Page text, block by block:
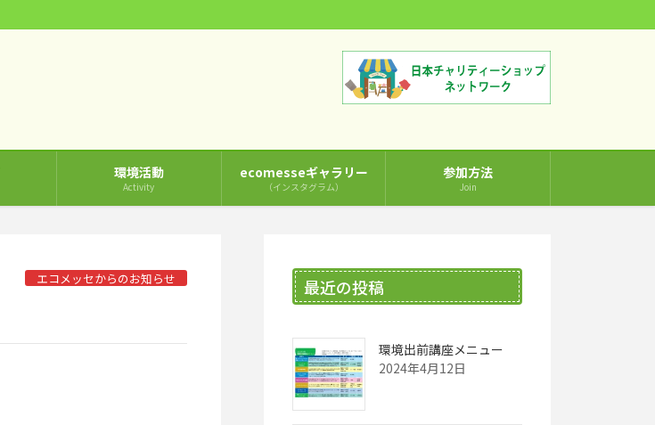
環境活動
Activity
ecomesseギャラリー
（インスタグラム）
参加方法
Join
エコメッセからのお知らせ 最近の投稿
環境出前講座メニュー
2024年4月12日